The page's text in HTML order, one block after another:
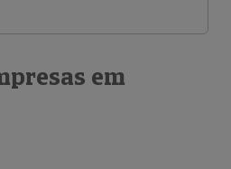
em